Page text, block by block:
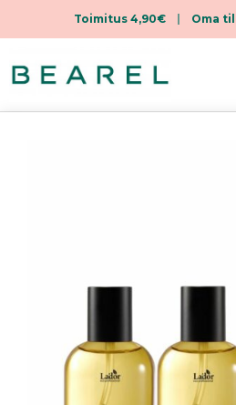
Toimitus 4,90€| Oma
sisältöön